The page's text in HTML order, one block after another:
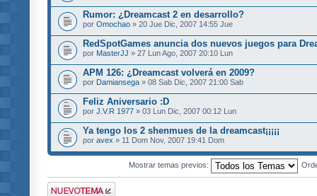
Rumor: ¿Dreamcast 2 en desarrollo?
por Omochao » 20 Jue Dic, 2007 14:55 Jue
RedSpotGames anuncia dos nuevos juegos para
por MasterJJ » 27 Lun Ago, 2007 20:10 Lun
APM 126: ¿Dreamcast volverá en 2009?
por Damiansega » 08 Sab Dic, 2007 21:00 Sab
Feliz Aniversario :D
por J.V.R 1977 » 03 Lun Dic, 2007 00:12 Lun
Ya tengo los 2 shenmues de la dreamcast¡¡¡¡¡
por avex » 11 Dom Nov, 2007 19:41 Dom
Mostrar temas previos:
Publicar un nuevo